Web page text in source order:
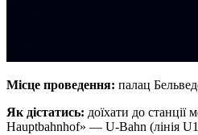
Місце проведення: палац
Як дістатись: доїхати до станції
Hauptbahnhof» — U-Bahn (лінія